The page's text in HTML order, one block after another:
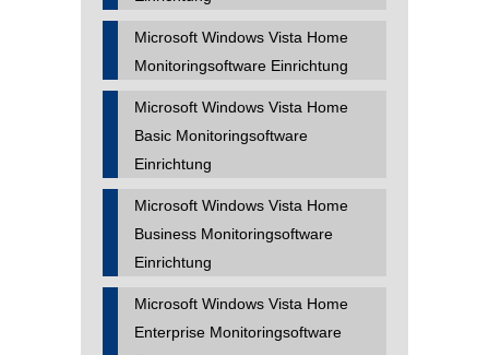
Microsoft Windows Vista Home
Monitoringsoftware Einrichtung
Microsoft Windows Vista Home
Basic Monitoringsoftware
Einrichtung
Microsoft Windows Vista Home
Business Monitoringsoftware
Einrichtung
Microsoft Windows Vista Home
Enterprise Monitoringsoftware